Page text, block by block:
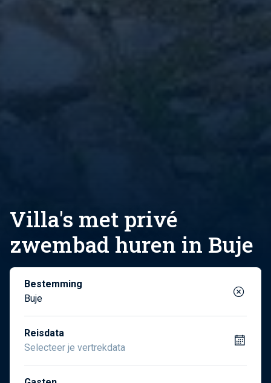
Villa's met privé
zwembad huren in Buje
Bestemming
Buje
Reisdata